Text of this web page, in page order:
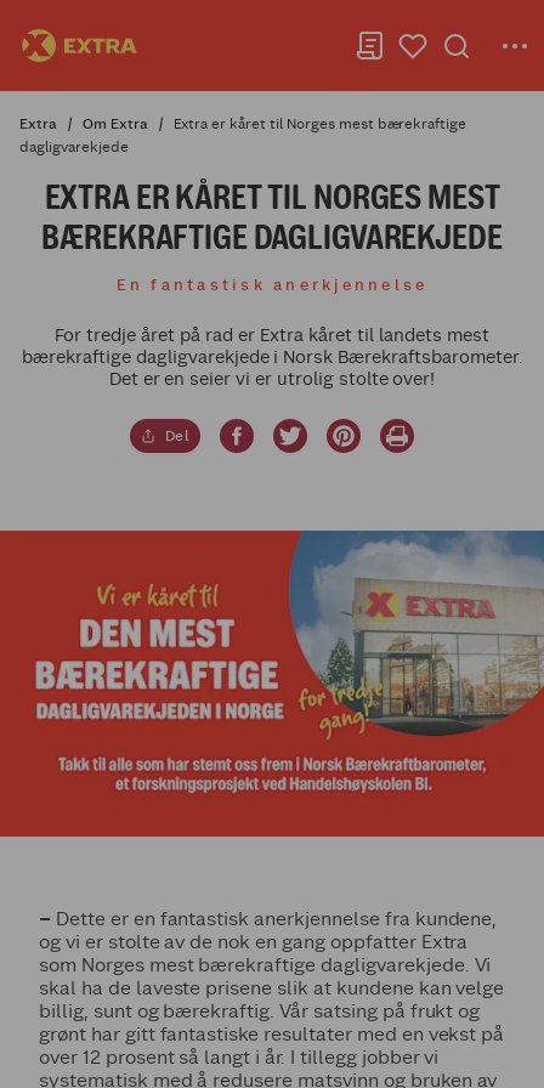
Extra Om Extra
Extra er kåret til Norges mest bærekraftige
dagligvarekjede
EXTRA ER KÅRET TIL NORGES MEST
BÆREKRAFTIGE DAGLIGVAREKJEDE
En fantastisk anerkjennelse
For tredje året på rad er Extra kåret til landets mest
bærekraftige dagligvarekjede i Norsk Bærekraftsbarometer.
Det er en seier vi er utrolig stolte over!
Del
– Dette er en fantastisk anerkjennelse fra kundene,
og vi er stolte av de nok en gang oppfatter Extra
som Norges mest bærekraftige dagligvarekjede. Vi
skal ha de laveste prisene slik at kundene kan velge
billig, sunt og bærekraftig. Vår satsing på frukt og
grønt har gitt fantastiske resultater med en vekst på
over 12 prosent så langt i år. I tillegg jobber vi
systematisk med å redusere matsvinn og bruken av